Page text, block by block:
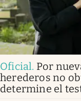
Oficial. Por
herederos no
determine el